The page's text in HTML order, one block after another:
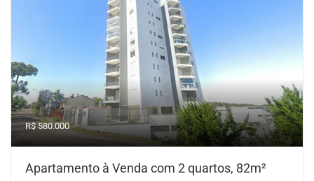
R$ 580.000
Apartamento à Venda com 2 quartos, 82m²